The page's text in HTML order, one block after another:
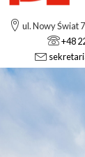
ul. Nowy Świat
+48
Szukaj